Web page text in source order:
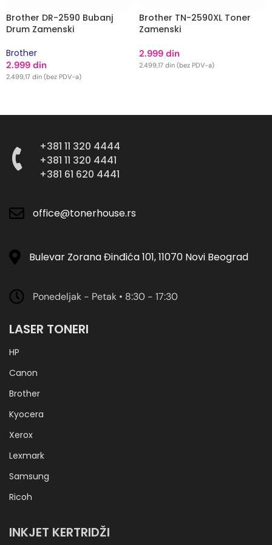
Brother DR-2590 Bubanj
Drum Zamenski
Brother
2.999 din
2.499,17 din (bez PDV-a)
Brother TN-2590XL Toner
Zamenski
2.999 din
2.499,17 din (bez PDV-a)
+381 11 320 4444
+381 11 320 4441
+381 61 620 4441
office@tonerhouse.rs
Bulevar Zorana Đinđića 101, 11070 Novi Beograd
Ponedeljak - Petak • 8:30 - 17:30
LASER TONERI
HP
Canon
Brother
Kyocera
Xerox
Lexmark
Samsung
Ricoh
INKJET KERTRIDŽI